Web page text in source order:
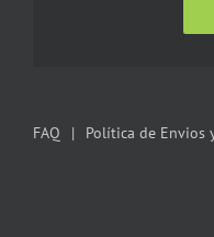
FAQ Política de Envios